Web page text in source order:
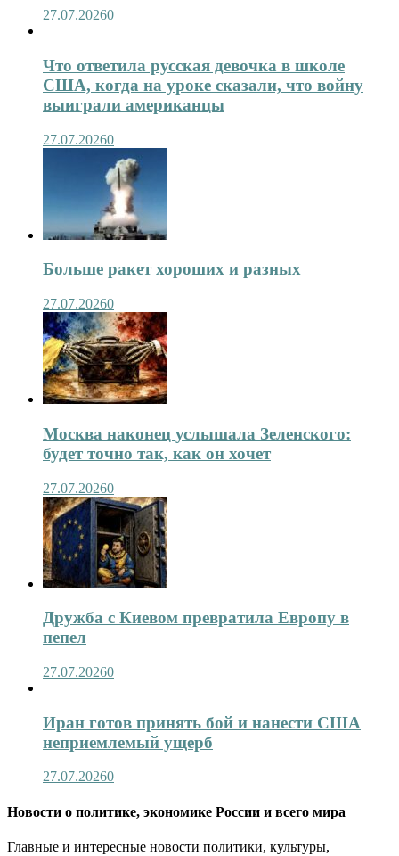
27.07.20260
Что ответила русская девочка в школе
США, когда на уроке сказали, что войну
выиграли американцы
27.07.20260
Больше ракет хороших и разных
27.07.20260
Москва наконец услышала Зеленского:
будет точно так, как он хочет
27.07.20260
Дружба с Киевом превратила Европу в
пепел
27.07.20260
Иран готов принять бой и нанести США
неприемлемый ущерб
27.07.20260
Новости о политике, экономике России и всего мира
Главные и интересные новости политики, культуры,